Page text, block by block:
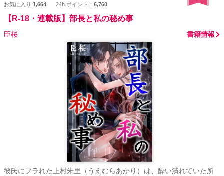
お気に入り:1,664 24h.ポイント： 6,760
【R-18・連載版】部長と私の秘め事
臣桜 書籍情報
彼氏にフラれた上村朱里（うえむらあかり）は、酔い潰れていた所